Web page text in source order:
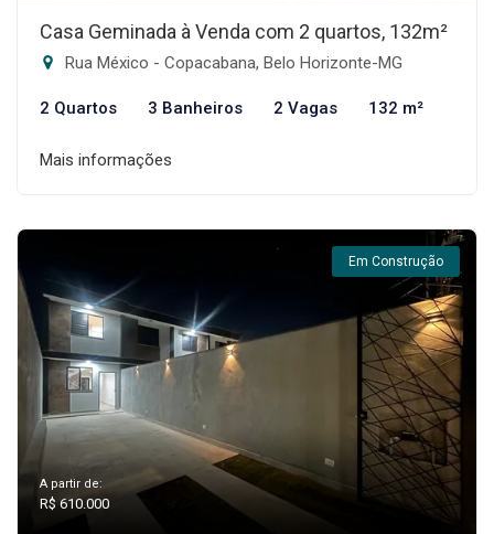
Casa Geminada à Venda com 2 quartos, 132m²
Rua México - Copacabana, Belo Horizonte-MG
2 Quartos 3 Banheiros 2 Vagas 132 m²
Mais informações
Em Construção
A partir de:
R$ 610.000